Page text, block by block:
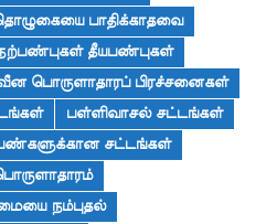
பாதிக்காதவை
தீயபண்புகள்
பொருளாதாரப் பிரச்சனைகள்
பள்ளிவாசல் சட்டங்கள்
சட்டங்கள்
நம்புதல்